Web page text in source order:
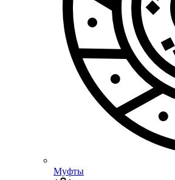
Муфты